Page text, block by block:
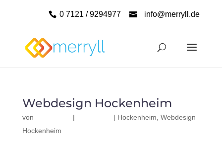
0 7121 / 9294977 info@merryll.de
Webdesign Hockenheim
von | | Hockenheim Webdesign
Hockenheim